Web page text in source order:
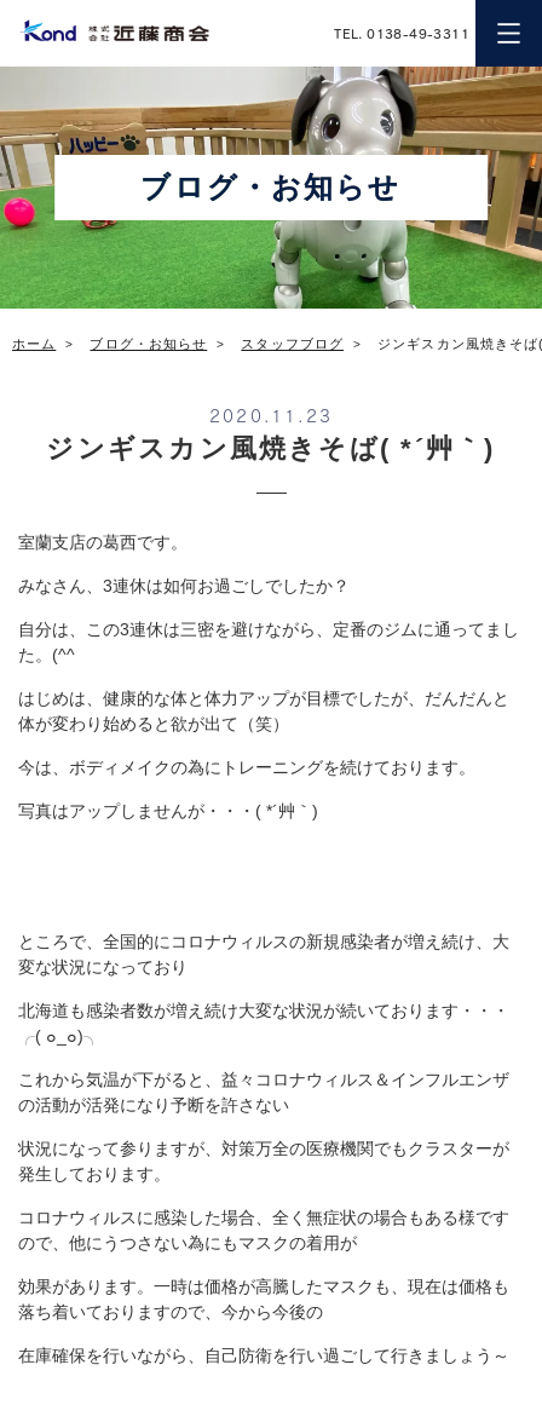
近藤商会
TEL. 0138-49-3311
ブログ・お知らせ
ホーム ブログ・お知らせ スタッフブログ ジンギスカン風焼きそ
2020.11.23
ジンギスカン風焼きそば( *´艸｀)
室蘭支店の葛西です。
みなさん、3連休は如何お過ごしでしたか？
自分は、この3連休は三密を避けながら、定番のジムに通ってまし
た。(^^ゞ
はじめは、健康的な体と体力アップが目標でしたが、だんだんと
体が変わり始めると欲が出て（笑）
今は、ボディメイクの為にトレーニングを続けております。
写真はアップしませんが・・・( *´艸｀)
ところで、全国的にコロナウィルスの新規感染者が増え続け、大
変な状況になっており
北海道も感染者数が増え続け大変な状況が続いております・・・
╭( ๐_๐)╮
これから気温が下がると、益々コロナウィルス＆インフルエンザ
の活動が活発になり予断を許さない
状況になって参りますが、対策万全の医療機関でもクラスターが
発生しております。
コロナウィルスに感染した場合、全く無症状の場合もある様です
ので、他にうつさない為にもマスクの着用が
効果があります。一時は価格が高騰したマスクも、現在は価格も
落ち着いておりますので、今から今後の
在庫確保を行いながら、自己防衛を行い過ごして行きましょう～